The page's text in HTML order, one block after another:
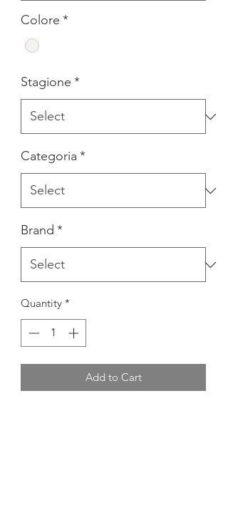
Colore *
Stagione *
Categoria *
Brand *
Quantity *
Add to Cart